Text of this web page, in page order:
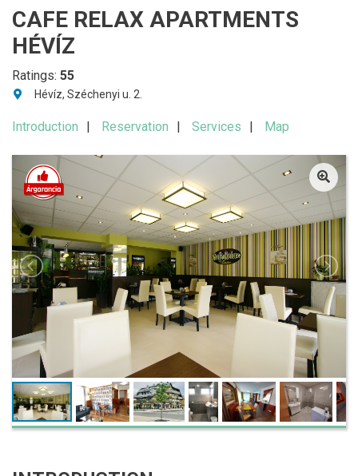
CAFE RELAX APARTMENTS
HÉVÍZ
Ratings: 55
Hévíz, Széchenyi u. 2.
Introduction Reservation Services Map